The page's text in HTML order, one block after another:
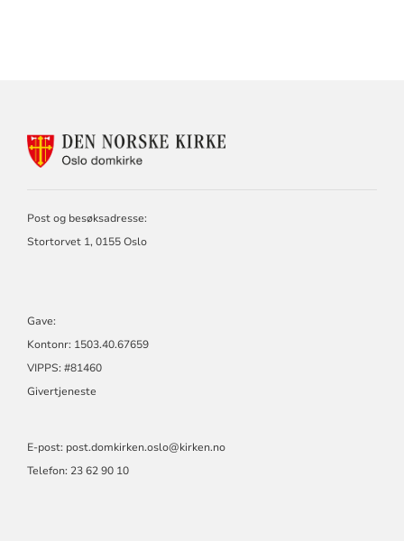
KONTAKTINFORMASJON
Post og besøksadresse:
Stortorvet 1, 0155 Oslo
Gave:
Kontonr: 1503.40.67659
VIPPS: #81460
Givertjeneste
E-post: post.domkirken.oslo@kirken.no
Telefon: 23 62 90 10